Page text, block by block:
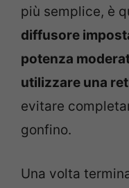
più semplice, è
diffusore
potenza
utilizzare una
evitare
gonfino.
Una volta